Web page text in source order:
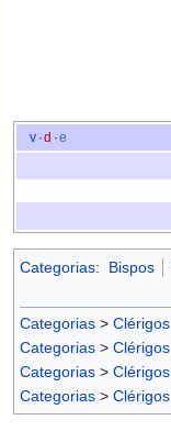
v ·d ·e
Categorias: Bispos
Categorias > Clérigos
Categorias > Clérigos
Categorias > Clérigos
Categorias > Clérigos